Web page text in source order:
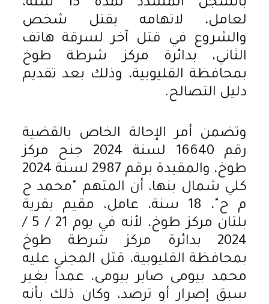
بالسجن المشدد لمدة 15 سنة،
لعامل، لاتهامه بقتل شخص
والشروع في قتل آخر لسرقة هاتف
الثاني، بدائرة مركز شرطة طوخ
بمحافظة القليوبية، وذلك بعد تقديم
دليل التصالح.
وتضمن أمر الإحالة الخاص بالقضية
رقم 16640 لسنة 2024 جنح مركز
طوخ، والمقيدة برقم 2987 لسنة 2024
كلي شمال بنها، أن المتهم "محمد ح
م ح"، 18 سنة، عامل، مقيم بقرية
بلتان مركز طوخ، لأنه في يوم 21 / 5 /
2024 بدائرة مركز شرطة طوخ
بمحافظة القليوبية، قتل المجني عليه
محمد بيومى صابر بيومى، عمداً بغير
سبق إصرار أو ترصد، وكان ذلك بأنه